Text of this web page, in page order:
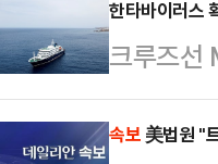
여명을
명의 서
프로젝트
발언한
직접 욕
악을 금
을 내어 "
한타바이러스
크루즈선
간) 5건으
스 세계
속보 美법원 "